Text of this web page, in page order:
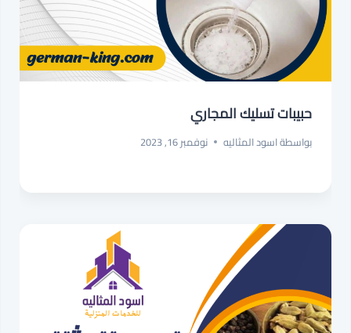
حبيبات تسليك المجاري
بواسطةاسود المثاليه نوفمبر 16, 2023